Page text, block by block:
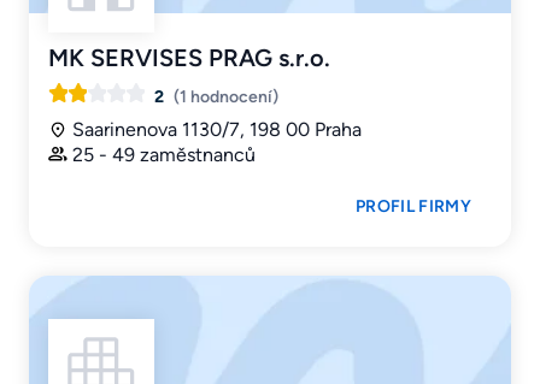
MK SERVISES PRAG s.r.o.
2 (1 hodnocení)
Saarinenova 1130/7, 198 00 Praha
25 - 49 zaměstnanců
PROFIL FIRMY